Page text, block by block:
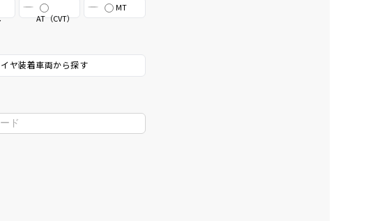
AT（CVT）
MT
ヤ装着車両から探す